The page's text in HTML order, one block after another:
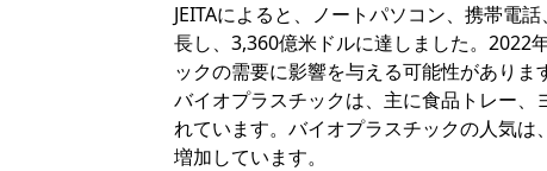
JEITAによると、ノートパソコン、携帯電
長し、3,360億米ドルに達しました。2022
ックの需要に影響を与える可能性がありま
バイオプラスチックは、主に食品トレー
れています。バイオプラスチックの人気
増加しています。